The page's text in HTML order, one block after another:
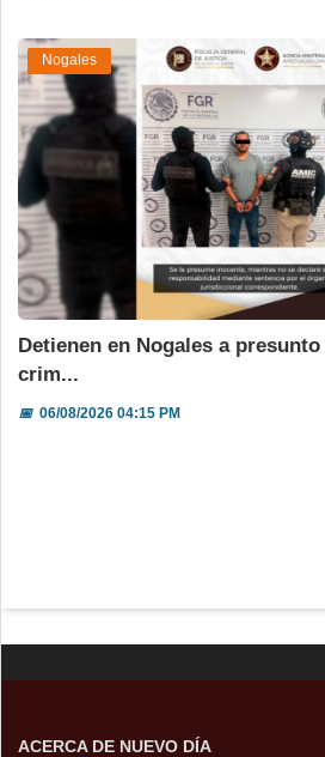
Nogales
Detienen en Nogales a
crim...
📅06/08/2026 04:15 PM
ACERCA DE NUEVO DÍA